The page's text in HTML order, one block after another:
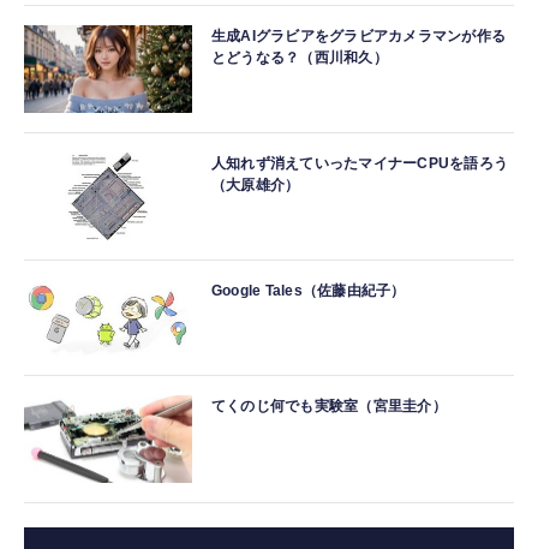
生成AIグラビアをグラビアカメラマンが作る
とどうなる？（西川和久）
人知れず消えていったマイナーCPUを語ろう
（大原雄介）
Google Tales（佐藤由紀子）
てくのじ何でも実験室（宮里圭介）